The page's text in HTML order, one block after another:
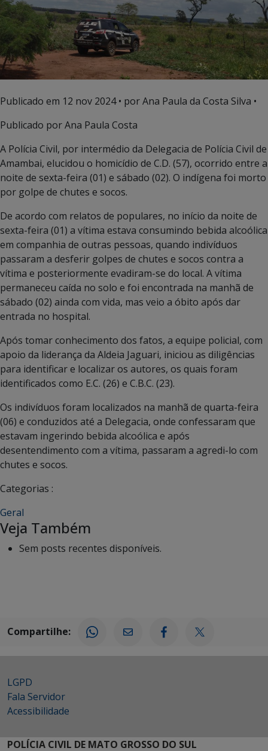
Publicado em 12 nov 2024• por Ana Paula da Costa Silva •
Publicado por Ana Paula Costa
A Polícia Civil, por intermédio da Delegacia de Polícia Civil de
Amambai, elucidou o homicídio de C.D. (57), ocorrido entre a
noite de sexta-feira (01) e sábado (02). O indígena foi morto
por golpe de chutes e socos.
De acordo com relatos de populares, no início da noite de
sexta-feira (01) a vítima estava consumindo bebida alcoólica
em companhia de outras pessoas, quando indivíduos
passaram a desferir golpes de chutes e socos contra a
vítima e posteriormente evadiram-se do local. A vítima
permaneceu caída no solo e foi encontrada na manhã de
sábado (02) ainda com vida, mas veio a óbito após dar
entrada no hospital.
Após tomar conhecimento dos fatos, a equipe policial, com
apoio da liderança da Aldeia Jaguari, iniciou as diligências
para identificar e localizar os autores, os quais foram
identificados como E.C. (26) e C.B.C. (23).
Os indivíduos foram localizados na manhã de quarta-feira
(06) e conduzidos até a Delegacia, onde confessaram que
estavam ingerindo bebida alcoólica e após
desentendimento com a vítima, passaram a agredi-lo com
chutes e socos.
Categorias :
Geral
Veja Também
Sem posts recentes disponíveis.
Compartilhe:
LGPD
Fala Servidor
Acessibilidade
POLÍCIA CIVIL DE MATO GROSSO DO SUL